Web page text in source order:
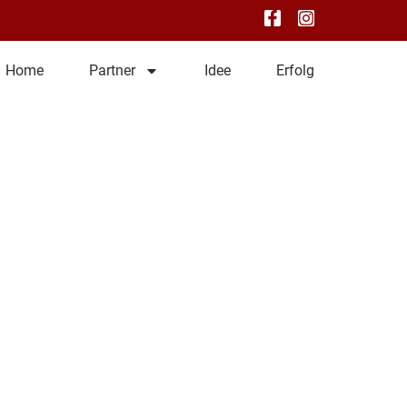
Home Partner Idee Erfolg